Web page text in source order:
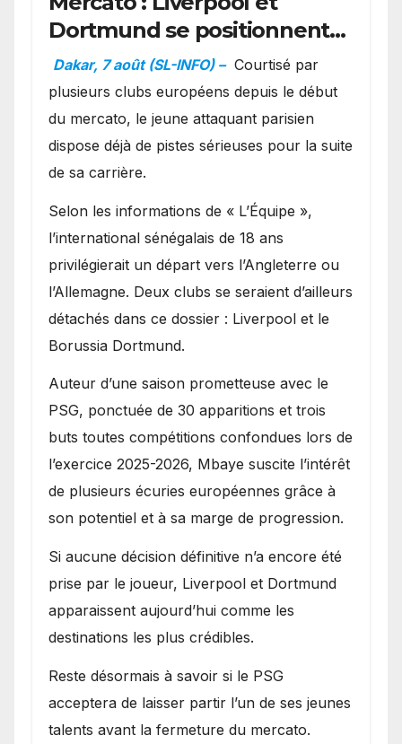
Dortmund se positionnent
en favoris pour recruter
Ibrahim Mbaye
Dakar, 7 août (SL-INFO) – Courtisé par
plusieurs clubs européens depuis le début
du mercato, le jeune attaquant parisien
dispose déjà de pistes sérieuses pour la suite
de sa carrière.
Selon les informations de « L’Équipe »,
l’international sénégalais de 18 ans
privilégierait un départ vers l’Angleterre ou
l’Allemagne. Deux clubs se seraient d’ailleurs
détachés dans ce dossier : Liverpool et le
Borussia Dortmund.
Auteur d’une saison prometteuse avec le
PSG, ponctuée de 30 apparitions et trois
buts toutes compétitions confondues lors de
l’exercice 2025-2026, Mbaye suscite l’intérêt
de plusieurs écuries européennes grâce à
son potentiel et à sa marge de progression.
Si aucune décision définitive n’a encore été
prise par le joueur, Liverpool et Dortmund
apparaissent aujourd’hui comme les
destinations les plus crédibles.
Reste désormais à savoir si le PSG
acceptera de laisser partir l’un de ses jeunes
talents avant la fermeture du mercato.